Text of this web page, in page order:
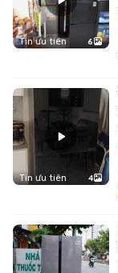
Tin ưu tiên 6
Tin ưu tiên 4